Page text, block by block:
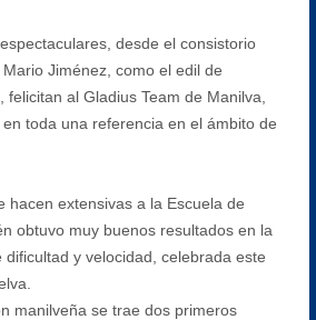
desde el consistorio
Jiménez, como el edil de
felicitan al Gladius Team de Manilva,
toda una referencia en el ámbito de
hacen extensivas a la Escuela de
obtuvo muy buenos resultados en la
dificultad y velocidad, celebrada este
manilveña se trae dos primeros